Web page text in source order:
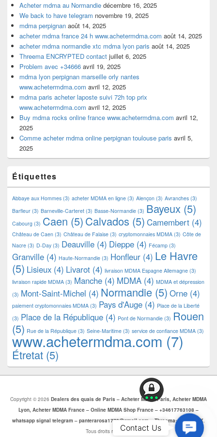
Acheter mdma au Normandie décembre 16, 2025
We back to have telegram novembre 19, 2025
mdma perpignan août 14, 2025
acheter mdma france 24 h www.achetermdma.com août 14, 2025
acheter mdma normandie xtc mdma lyon paris août 14, 2025
Threema ENCRYPTED contact juillet 6, 2025
Problem avec +34666 avril 19, 2025
mdma lyon perpignan marseille orly nantes
www.achetermdma.com avril 12, 2025
mdma paris acheter laposte suivi 72h top prix
www.achetermdma.com avril 12, 2025
Buy mdma rocks online france www.achetermdma.com avril 12,
2025
Comme acheter mdma online perpignan toulouse paris avril 5,
2025
Étiquettes
Abbaye aux Hommes (3) acheter MDMA en ligne (3) Alençon (3) Avranches (3)
Barfleur (3) Barneville-Carteret (3) Basse-Normandie (3) Bayeux (5)
Cabourg (3) Caen (5)Calvados (5) Camembert (4)
Château de Caen (3) Château de Falaise (3) cryptomonnaies MDMA (3) Côte de
Nacre (3) D-Day (3) Deauville (4) Dieppe (4) Fécamp (3)
Granville (4) Haute-Normandie (3) Honfleur (4) Le Havre
(5) Lisieux (4) Livarot (4) livraison MDMA Espagne Allemagne (3)
livraison rapide MDMA (3) Manche (4) MDMA (4) MDMA et dépression
(3) Mont-Saint-Michel (4) Normandie (5) Orne (4)
paiement cryptomonnaies MDMA (3) Pays d'Auge (4) Place de la Liberté
(3) Place de la République (4) Pont de Normandie (3) Rouen
(5) Rue de la République (3) Seine-Maritime (3) service de confiance MDMA (3)
www.achetermdma.com (7)
Étretat (5)
Copyright © 2026 Dealers des quais de Paris – Acheter MDMA Paris, Acheter MDMA
Lyon, Acheter MDMA France – Online MDMA Shop France – +34617763108 –
whatsapp signal telegram – panterarosa1772@gmail.com – Threema: CJBZ5SZX.
Tous droits réservés.
Contact
Contact Us